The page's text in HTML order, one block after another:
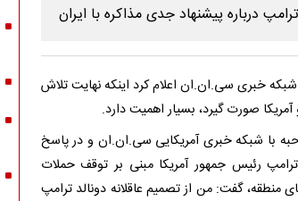
خبری سی.ان.ان اعلام کرد اینکه نهایت تلاش
صورت گیرد، بسیار اهمیت دارد.
با شبکه خبری آمریکایی سی.ان.ان و در پاسخ
رئیس جمهور آمریکا مبنی بر توقف حملات
گفت: من از تصمیم عاقلانه دونالد ترامپ